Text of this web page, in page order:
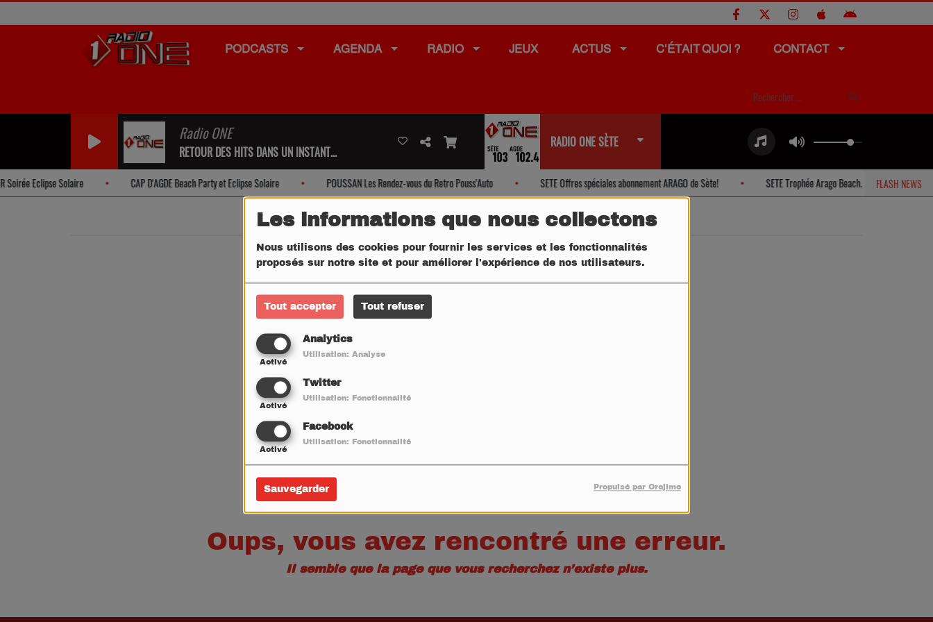
Les informations que nous collectons
Nous utilisons des cookies pour fournir les services et les fonctionnalités
proposés sur notre site et pour améliorer l'expérience de nos utilisateurs.
Tout accepter Tout refuser
Analytics
Activé
Utilisation: Analyse
Twitter
Activé
Utilisation: Fonctionnalité
Facebook
Activé
Utilisation: Fonctionnalité
Sauvegarder Propulsé par Orejime
PODCASTS AGENDA RADIO JEUX ACTUS C'ÉTAIT QUOI ? CONTACT
Radio ONE
RETOUR DES HITS DANS UN INSTANT...
RADIO ONE SÈTE
FLASH NEWS
Eclipse Solaire CAP D'AGDE Beach Party et Eclipse Solaire POUSSAN Les Rendez-vous du Retro Pouss'Auto SETE Offres spéciales abonnement ARAGO de Sète! SETE Trophée Arago Beach.
404
Oups, vous avez rencontré une erreur.
Il semble que la page que vous recherchez n’existe plus.